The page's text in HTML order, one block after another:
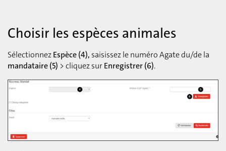
Choisir les espèces animales
SélectionnezEspèce (4), saisissez le numéro Agate du/de la
mandataire (5) > cliquez surEnregistrer (6).